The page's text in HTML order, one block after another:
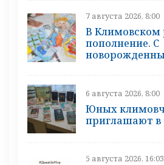
7 августа 2026, 8:00
В Климовском
пополнение. С
6 августа 2026, 8:00
Юных
приглашают в
5 августа 2026, 16:03